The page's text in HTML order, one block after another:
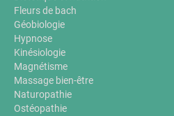
Fleurs de bach
Géobiologie
Hypnose
Kinésiologie
Magnétisme
Massage bien-être
Naturopathie
Ostéopathie